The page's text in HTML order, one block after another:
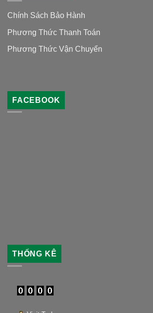
Chính Sách Bảo Hành
Phương Thức Thanh Toán
Phương Thức Vận Chuyển
FACEBOOK
THỐNG KÊ